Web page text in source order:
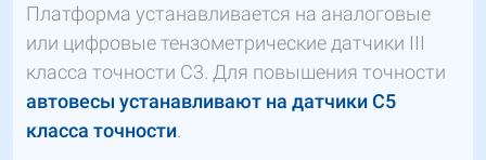
Платформа устанавливается на аналоговые
или цифровые тензометрические датчики III
класса точности С3. Для повышения точности
автовесы устанавливают на датчики С5
класса точности